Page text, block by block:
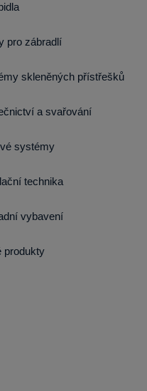
pro zábradlí
skleněných přístřešků
a svařování
systémy
technika
vybavení
produkty